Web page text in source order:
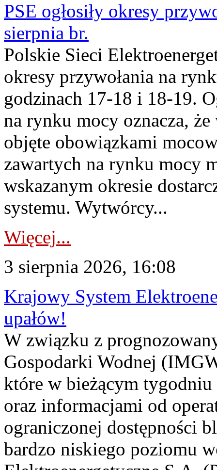
PSE ogłosiły okresy
sierpnia br.
Polskie Sieci
okresy przywołania na
godzinach 17-18 i 18-19.
na rynku mocy oznacza,
objęte obowiązkami
zawartych na rynku mocy
wskazanym okresie
systemu. Wytwórcy...
Więcej...
3 sierpnia 2026, 16:08
Krajowy System
upałów!
W związku z
Gospodarki Wodnej
które w bieżącym tygodniu
oraz informacjami od
ograniczonej dostępności
bardzo niskiego poziomu